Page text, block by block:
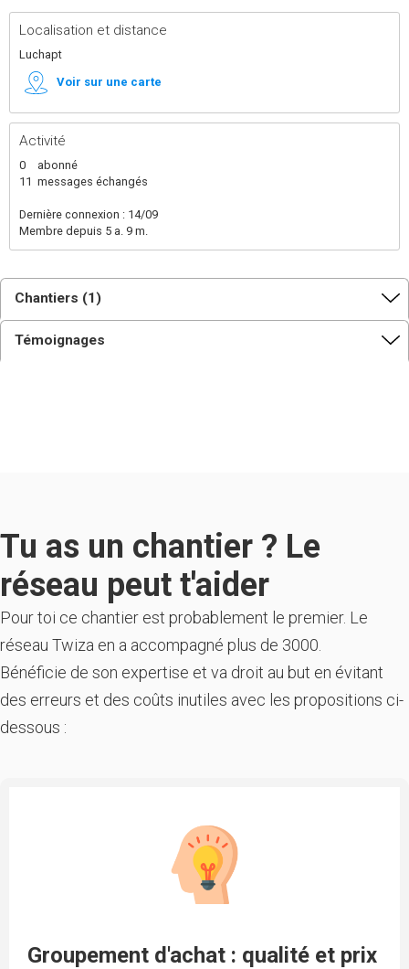
Localisation et distance
Luchapt
Voir sur une carte
Activité
0
abonné
11 messages échangés
Dernière connexion : 14/09
Membre depuis 5 a. 9 m.
Chantiers (1)
Témoignages
Tu as un chantier ? Le
réseau peut t'aider
Pour toi ce chantier est probablement le premier. Le
réseau Twiza en a accompagné plus de 3000.
Bénéficie de son expertise et va droit au but en évitant
des erreurs et des coûts inutiles avec les propositions ci-
dessous :
Groupement d'achat : qualité et prix